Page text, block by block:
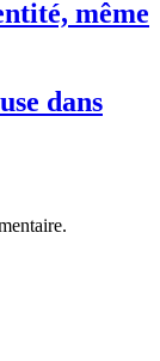
même
dans